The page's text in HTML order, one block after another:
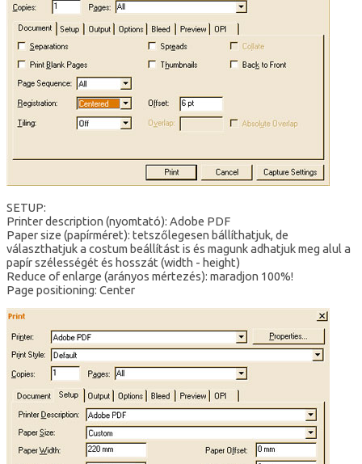
SETUP:
Printer description (nyomtató): Adobe PDF
Paper size (papírméret): tetszőlegesen bállíthatjuk, de
választhatjuk a costum beállítást is és magunk adhatjuk meg alul a
papír szélességét és hosszát (width - height)
Reduce of enlarge (arányos mértezés): maradjon 100%!
Page positioning: Center